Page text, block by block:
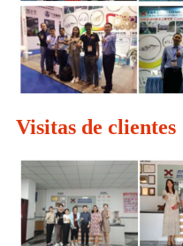
Visitas de clientes